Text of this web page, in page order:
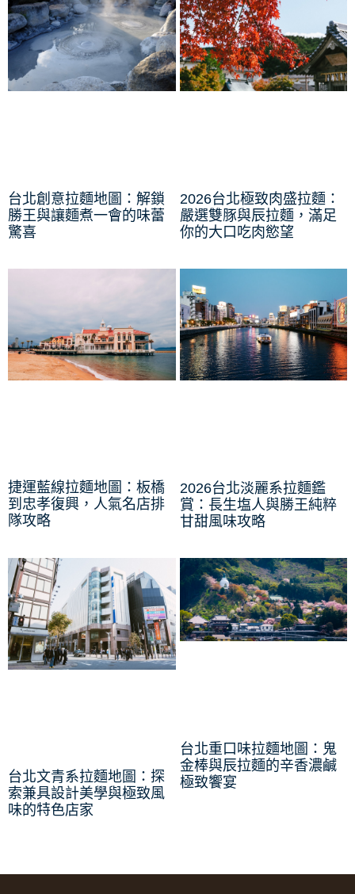
台北創意拉麵地圖：解鎖
勝王與讓麵煮一會的味蕾
驚喜
2026台北極致肉盛拉麵：
嚴選雙豚與辰拉麵，滿足
你的大口吃肉慾望
捷運藍線拉麵地圖：板橋
到忠孝復興，人氣名店排
隊攻略
2026台北淡麗系拉麵鑑
賞：長生塩人與勝王純粹
甘甜風味攻略
台北文青系拉麵地圖：探
索兼具設計美學與極致風
味的特色店家
台北重口味拉麵地圖：鬼
金棒與辰拉麵的辛香濃鹹
極致饗宴